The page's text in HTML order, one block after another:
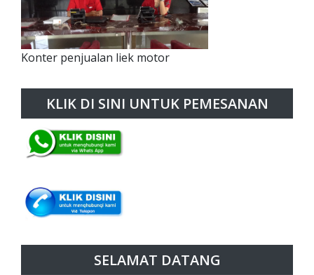
Konter penjualan liek motor
KLIK DI SINI UNTUK PEMESANAN
SELAMAT DATANG